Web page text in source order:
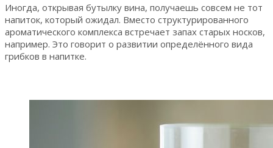
Иногда, открывая бутылку вина, получаешь совсем не тот
напиток, который ожидал. Вместо структурированного
ароматического комплекса встречает запах старых носков,
например. Это говорит о развитии определённого вида
грибков в напитке.